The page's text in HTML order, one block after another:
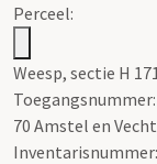
Perceel:
Weesp, sectie H
Toegangsnummer:
70 Amstel en
Inventarisnummer: